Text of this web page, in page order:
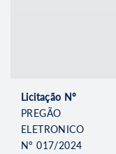
Licitação Nº
PREGÃO
ELETRONICO
Nº 017/2024